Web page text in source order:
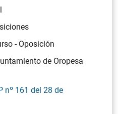
- Oposición
de Oropesa
nº 161 del 28 de